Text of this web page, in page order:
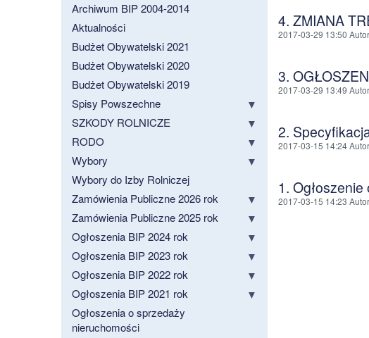
Archiwum BIP 2004-2014
Aktualności
Budżet Obywatelski 2021
Budżet Obywatelski 2020
Budżet Obywatelski 2019
Spisy Powszechne
SZKODY ROLNICZE
RODO
Wybory
Wybory do Izby Rolniczej
Zamówienia Publiczne 2026 rok
Zamówienia Publiczne 2025 rok
Ogłoszenia BIP 2024 rok
Ogłoszenia BIP 2023 rok
Ogłoszenia BIP 2022 rok
Ogłoszenia BIP 2021 rok
Ogłoszenia o sprzedaży
nieruchomości
4. ZMIANA
2017-03-29 13:50 Autor
3.
2017-03-29 13:49 Autor
2.
2017-03-15 14:24Autor
1.
2017-03-15 14:23 Autor